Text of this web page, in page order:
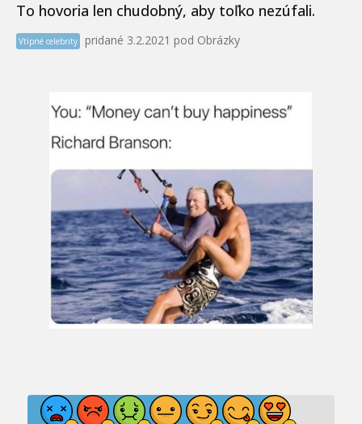
To hovoria len chudobný, aby toľko nezúfali.
Vtipné celebrity pridané 3.2.2021 pod Obrázky